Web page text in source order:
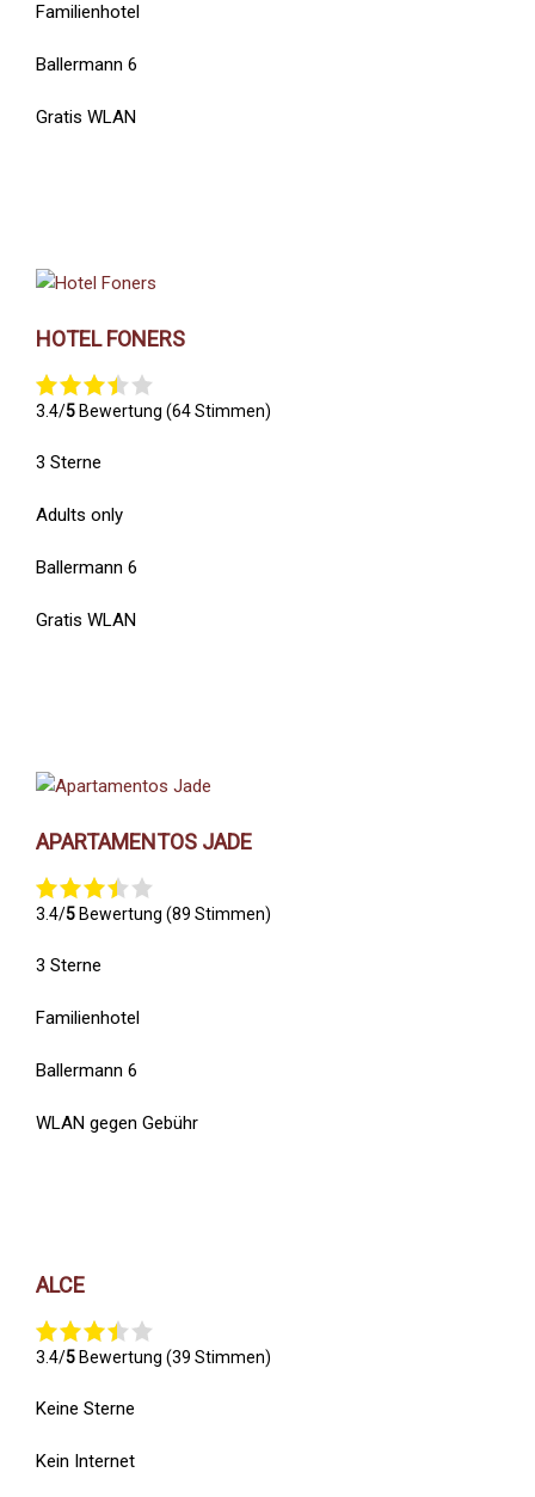
Familienhotel
Ballermann 6
Gratis WLAN
HOTEL FONERS
3.4/5 Bewertung (64 Stimmen)
3 Sterne
Adults only
Ballermann 6
Gratis WLAN
APARTAMENTOS JADE
3.4/5 Bewertung (89 Stimmen)
3 Sterne
Familienhotel
Ballermann 6
WLAN gegen Gebühr
ALCE
3.4/5 Bewertung (39 Stimmen)
Keine Sterne
Kein Internet